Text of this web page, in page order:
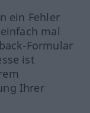
ein Fehler
mal
Formular
ist
Ihrer